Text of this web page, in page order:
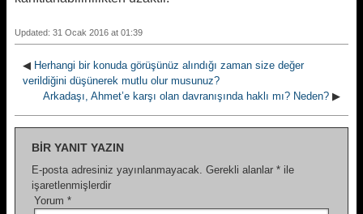
Updated: 31 Ocak 2016 at 01:39
◀ Herhangi bir konuda görüşünüz alındığı zaman size değer
verildiğini düşünerek mutlu olur musunuz?
Arkadaşı, Ahmet’e karşı olan davranışında haklı mı? Neden? ▶
BIR YANIT YAZIN
E-posta adresiniz yayınlanmayacak. Gerekli alanlar * ile
işaretlenmişlerdir
Yorum *